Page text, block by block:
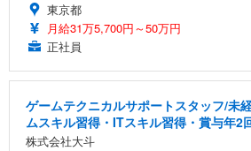
東京都
月給31万5,700円～50万円
正社員
ゲームテクニカルサポートスタッフ/未
ムスキル習得・ITスキル習得・賞与年2
株式会社大斗